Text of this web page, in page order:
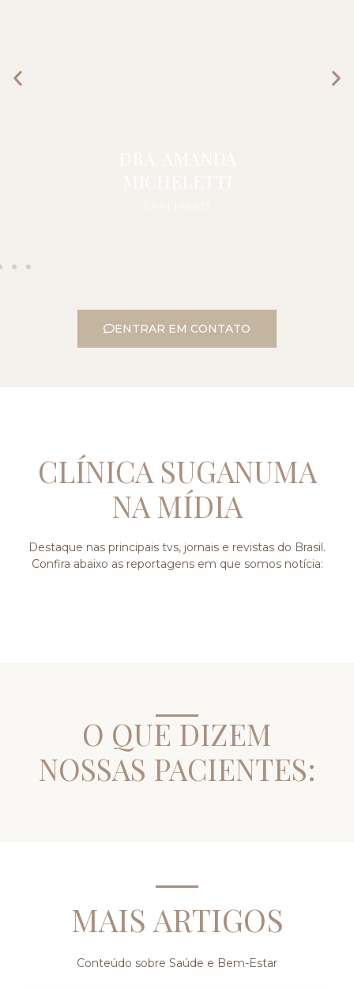
ENTRAR EM CONTATO
CLÍNICA SUGANUMA
NA MÍDIA
Destaque nas principais tvs, jornais e revistas do Brasil.
Confira abaixo as reportagens em que somos notícia:
O QUE DIZEM
NOSSAS PACIENTES:
MAIS ARTIGOS
Conteúdo sobre Saúde e Bem-Estar